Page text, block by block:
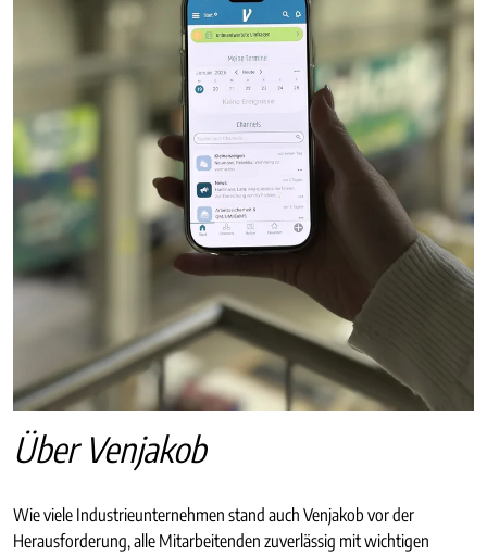
Über Venjakob
Wie viele Industrieunternehmen stand auch Venjakob vor der
Herausforderung, alle Mitarbeitenden zuverlässig mit wichtigen